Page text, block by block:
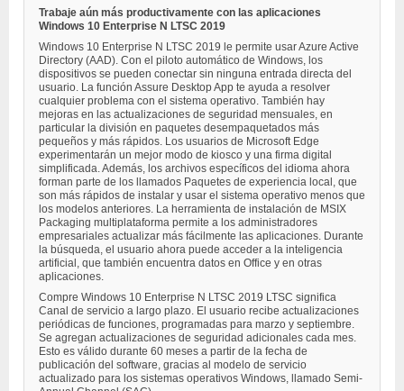
Trabaje aún más productivamente con las aplicaciones
Windows 10 Enterprise N LTSC 2019
Windows 10 Enterprise N LTSC 2019 le permite usar Azure Active
Directory (AAD). Con el piloto automático de Windows, los
dispositivos se pueden conectar sin ninguna entrada directa del
usuario. La función Assure Desktop App te ayuda a resolver
cualquier problema con el sistema operativo. También hay
mejoras en las actualizaciones de seguridad mensuales, en
particular la división en paquetes desempaquetados más
pequeños y más rápidos. Los usuarios de Microsoft Edge
experimentarán un mejor modo de kiosco y una firma digital
simplificada. Además, los archivos específicos del idioma ahora
forman parte de los llamados Paquetes de experiencia local, que
son más rápidos de instalar y usar el sistema operativo menos que
los modelos anteriores. La herramienta de instalación de MSIX
Packaging multiplataforma permite a los administradores
empresariales actualizar más fácilmente las aplicaciones. Durante
la búsqueda, el usuario ahora puede acceder a la inteligencia
artificial, que también encuentra datos en Office y en otras
aplicaciones.
Compre Windows 10 Enterprise N LTSC 2019 LTSC significa
Canal de servicio a largo plazo. El usuario recibe actualizaciones
periódicas de funciones, programadas para marzo y septiembre.
Se agregan actualizaciones de seguridad adicionales cada mes.
Esto es válido durante 60 meses a partir de la fecha de
publicación del software, gracias al modelo de servicio
actualizado para los sistemas operativos Windows, llamado Semi-